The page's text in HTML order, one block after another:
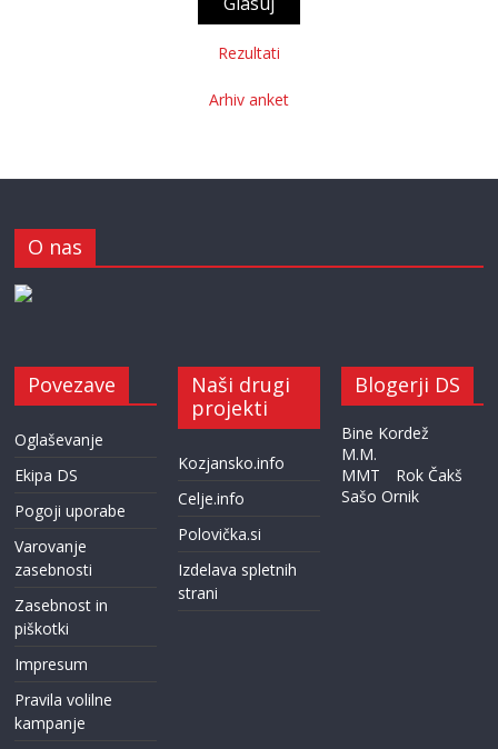
Rezultati
Arhiv anket
O nas
Povezave
Oglaševanje
Ekipa DS
Pogoji uporabe
Varovanje
zasebnosti
Zasebnost in
piškotki
Impresum
Pravila volilne
kampanje
Naši drugi
projekti
Kozjansko.info
Celje.info
Polovička.si
Izdelava spletnih
strani
Blogerji DS
Bine Kordež
M.M.
MMT
Rok Čakš
Sašo Ornik